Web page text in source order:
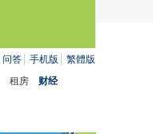
问答 手机版 繁體版
租房
财经